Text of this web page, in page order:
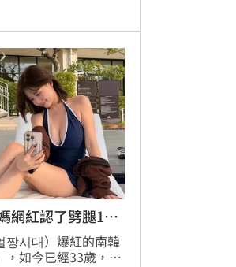
網紅認了劈腿10
짱시대）爆紅的南韓
，如今已經33歲，婚